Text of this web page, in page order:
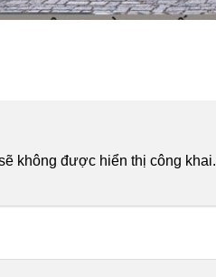
không được hiển thị công khai.